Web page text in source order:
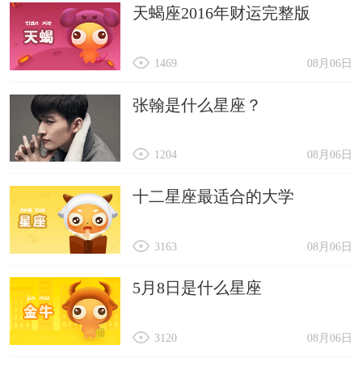
天蝎座2016年财运完整版
08月06日
1469
张翰是什么星座？
08月06日
1204
十二星座最适合的大学
08月06日
3163
5月8日是什么星座
08月06日
3120